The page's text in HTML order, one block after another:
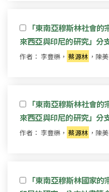
「東南亞穆斯林社會
來西亞與印尼的研究」分
作者： 李豐楙， 蔡源林 ，陳
「東南亞穆斯林社會
來西亞與印尼的研究」分
作者： 李豐楙， 蔡源林 ，陳
「東南亞穆斯林國家